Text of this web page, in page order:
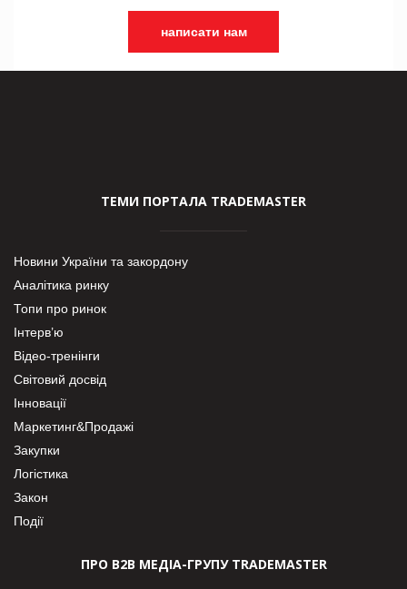
написати нам
ТЕМИ ПОРТАЛА TRADEMASTER
Новини України та закордону
Аналітика ринку
Топи про ринок
Інтерв’ю
Відео-тренінги
Світовий досвід
Інновації
Маркетинг&Продажі
Закупки
Логістика
Закон
Події
ПРО В2В МЕДІА-ГРУПУ TRADEMASTER